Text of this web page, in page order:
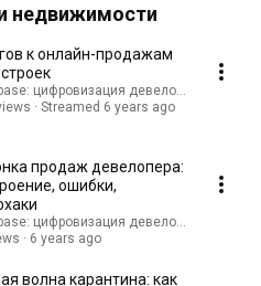
недвижимости
к онлайн-продажам
цифровизация девелопмента
Streamed 6 years ago
продаж девелопера:
ошибки,
цифровизация девелопмента
6 years ago
волна карантина: как